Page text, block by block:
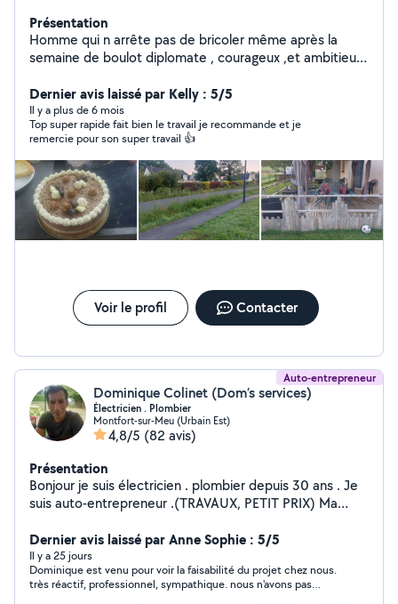
Présentation
Homme qui n arrête pas de bricoler même après la
semaine de boulot diplomate , courageux ,et ambitieux j
un autre
Dernier avis laissé par Kelly : 5/5
Il y a plus de 6 mois
Top super rapide fait bien le travail je recommande et je
remercie pour son super travail 👍
Voir le profil Contacter
Auto-entrepreneur
Dominique Colinet (Dom’s services)
Électricien . Plombier
Montfort-sur-Meu (Urbain Est)
4,8/5 (82 avis)
Présentation
Bonjour je suis électricien . plombier depuis 30 ans . Je
suis auto-entrepreneur .(TRAVAUX, PETIT PRIX) Ma
Dernier avis laissé par Anne Sophie : 5/5
Il y a 25 jours
Dominique est venu pour voir la faisabilité du projet chez nous.
très réactif, professionnel, sympathique. nous n'avons pas